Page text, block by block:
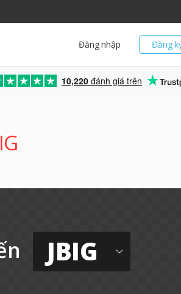
Đăng
Đăng nhập
10,220 đánh giá trên
JBIG